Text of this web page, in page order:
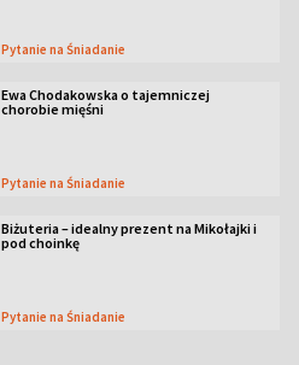
Pytanie na Śniadanie
Ewa Chodakowska o tajemniczej
chorobie mięśni
Pytanie na Śniadanie
Biżuteria – idealny prezent na Mikołajki i
pod choinkę
Pytanie na Śniadanie